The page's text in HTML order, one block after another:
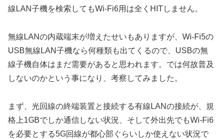
線LAN子機を検索してもWi-Fi6用は全くHITしません。
無線LANの内蔵端末が増えたせいもありますが、Wi-Fi5の
USB無線LAN子機なら何種類も出てくるので、USBの無
線子機自体はまだ需要があると思われます。では何故普及
しないのかという事になり、考察してみました。
まず、光回線の終端装置と接続する有線LANの接続が、規
格上1GBでしか通信しない状況、そして外出先でもWi-Fi6
を必要とする5G回線が都心部ぐらいしか使えない状況で